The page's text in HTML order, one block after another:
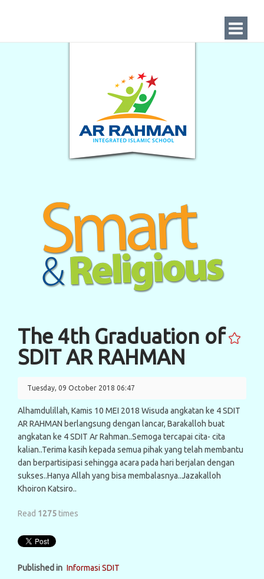
The 4th Graduation of
SDIT AR RAHMAN
Tuesday, 09 October 2018 06:47
Alhamdulillah, Kamis 10 MEI 2018 Wisuda angkatan ke 4 SDIT
AR RAHMAN berlangsung dengan lancar, Barakalloh buat
angkatan ke 4 SDIT Ar Rahman..Semoga tercapai cita- cita
kalian..Terima kasih kepada semua pihak yang telah membantu
dan berpartisipasi sehingga acara pada hari berjalan dengan
sukses..Hanya Allah yang bisa membalasnya..Jazakalloh
Khoiron Katsiro..
Read 1275 times
Published in Informasi SDIT